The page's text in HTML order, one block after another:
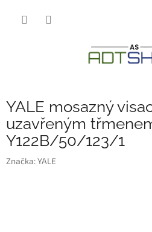
YALE mosazný
uzavřeným
Y122B/50/123/1
Značka:YALE